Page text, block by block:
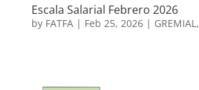
Escala Salarial Febrero 2026
by FATFA| Feb 25, 2026| GREMIAL,